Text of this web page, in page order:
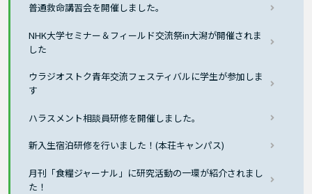
普通救命講習会を開催しました。
NHK大学セミナー＆フィールド交流祭in大潟が開催されま
した
ウラジオストク青年交流フェスティバルに学生が参加しま
す
ハラスメント相談員研修を開催しました。
新入生宿泊研修を行いました！(本荘キャンパス)
月刊「食糧ジャーナル」に研究活動の一環が紹介されまし
た！